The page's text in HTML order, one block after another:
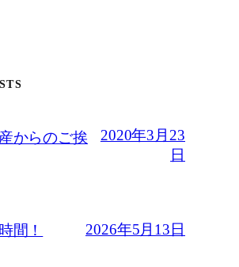
からのご挨
2020年3月23
日
間！ 2026年5月13日